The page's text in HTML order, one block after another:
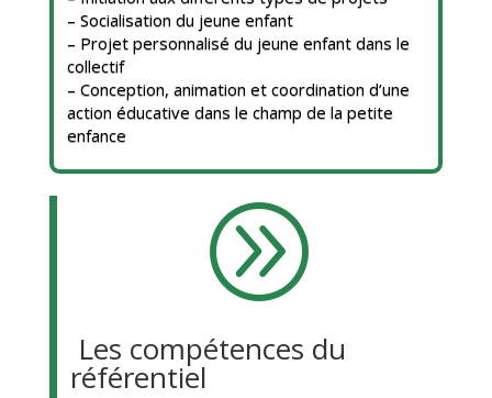
– Socialisation du jeune enfant
– Projet personnalisé du jeune enfant dans le
collectif
– Conception, animation et coordination d’une
action éducative dans le champ de la petite
enfance
A
Les compétences du
référentiel